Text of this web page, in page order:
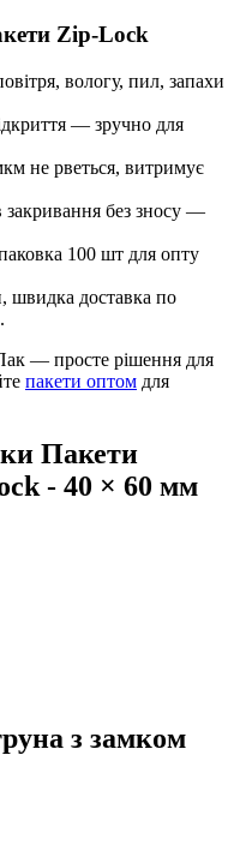
Zip-Lock
вологу, пил, запахи
— зручно для
не рветься, витримує
закривання без зносу —
100 шт для опту
швидка доставка по
— просте рішення для
пакети оптом для
Пакети
- 40 × 60 мм
з замком